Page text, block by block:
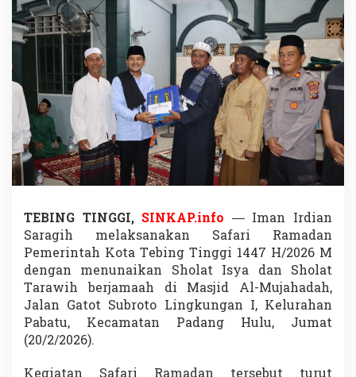
a
n
W
a
l
i
K
o
t
a
T
e
b
g
T
i
n
g
g
i
,
S
TEBING TINGGI, SINKAP.info — Iman Irdian
Saragih melaksanakan Safari Ramadan
Pemerintah Kota Tebing Tinggi 1447 H/2026 M
dengan menunaikan Sholat Isya dan Sholat
Tarawih berjamaah di Masjid Al-Mujahadah,
Jalan Gatot Subroto Lingkungan I, Kelurahan
Pabatu, Kecamatan Padang Hulu, Jumat
(20/2/2026).